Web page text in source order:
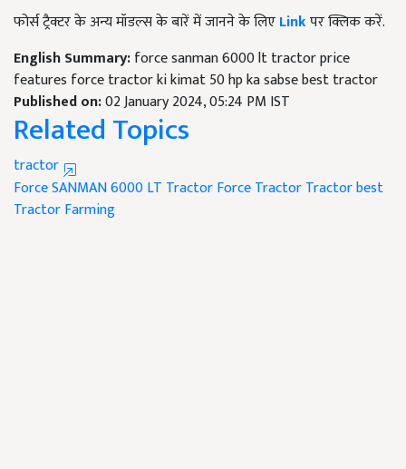
फोर्स ट्रैक्टर के अन्य मॉडल्स के बारें में जानने के लिएLinkपर क्लिक करें.
English Summary:force sanman 6000 lt tractor price
features force tractor ki kimat 50 hp ka sabse best tractor
Published on:02 January 2024, 05:24 PM IST
Related Topics
tractor
Force SANMAN 6000 LT TractorForce TractorTractorbest
TractorFarming